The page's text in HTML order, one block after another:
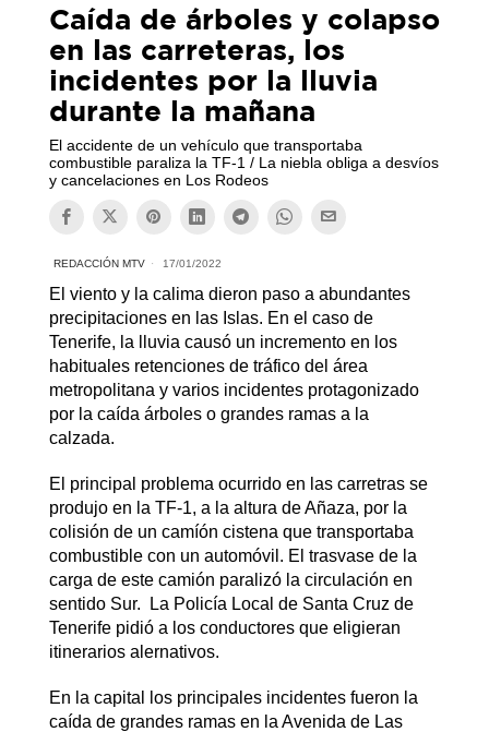
Caída de árboles y colapso
en las carreteras, los
incidentes por la lluvia
durante la mañana
El accidente de un vehículo que transportaba
combustible paraliza la TF-1 / La niebla obliga a desvíos
y cancelaciones en Los Rodeos
REDACCIÓN MTV 17/01/2022
El viento y la calima dieron paso a abundantes
precipitaciones en las Islas. En el caso de
Tenerife, la lluvia causó un incremento en los
habituales retenciones de tráfico del área
metropolitana y varios incidentes protagonizado
por la caída árboles o grandes ramas a la
calzada.
El principal problema ocurrido en las carretras se
produjo en la TF-1, a la altura de Añaza, por la
colisión de un camíón cistena que transportaba
combustible con un automóvil. El trasvase de la
carga de este camión paralizó la circulación en
sentido Sur. La Policía Local de Santa Cruz de
Tenerife pidió a los conductores que eligieran
itinerarios alernativos.
En la capital los principales incidentes fueron la
caída de grandes ramas en la Avenida de Las